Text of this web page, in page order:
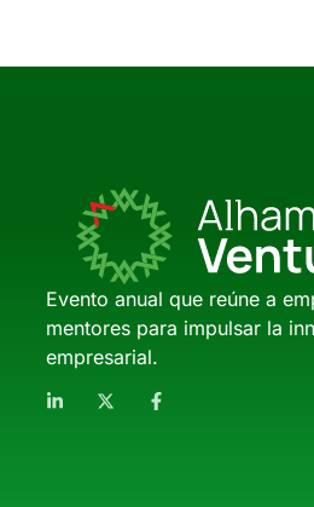
Evento anual que reúne a
mentores para impulsar la
empresarial.